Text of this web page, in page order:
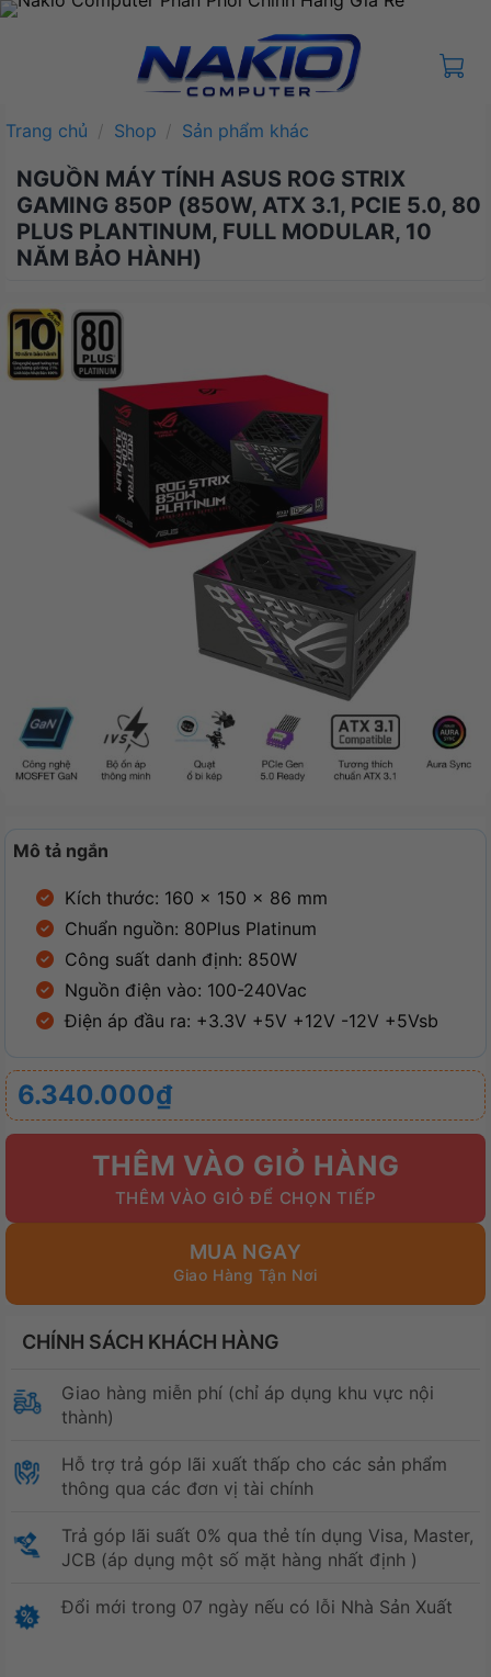
Bỏ
Trang chủ / Shop / Sản phẩm khác
NGUỒN MÁY TÍNH ASUS ROG STRIX
GAMING 850P (850W, ATX 3.1, PCIE 5.0, 80
PLUS PLANTINUM, FULL MODULAR, 10
NĂM BẢO HÀNH)
Mô tả ngắn
Kích thước: 160 x 150 x 86 mm
Chuẩn nguồn: 80Plus Platinum
Công suất danh định: 850W
Nguồn điện vào: 100-240Vac
Điện áp đầu ra: +3.3V +5V +12V -12V +5Vsb
6.340.000₫
THÊM VÀO GIỎ HÀNG
MUA NGAY
CHÍNH SÁCH KHÁCH HÀNG
Giao hàng miễn phí (chỉ áp dụng khu vực nội
thành)
Hỗ trợ trả góp lãi xuất thấp cho các sản phẩm
thông qua các đơn vị tài chính
Trả góp lãi suất 0% qua thẻ tín dụng Visa, Master,
JCB (áp dụng một số mặt hàng nhất định )
Đổi mới trong 07 ngày nếu có lỗi Nhà Sản Xuất